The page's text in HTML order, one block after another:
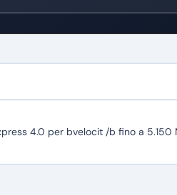
4.0 per bvelocit /b fino a 5.150